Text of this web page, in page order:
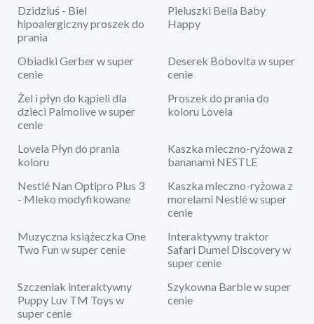
Dzidziuś - Biel
hipoalergiczny proszek do
prania
Pieluszki Bella Baby
Happy
Obiadki Gerber w super
cenie
Deserek Bobovita w super
cenie
Żel i płyn do kąpieli dla
dzieci Palmolive w super
cenie
Proszek do prania do
koloru Lovela
Lovela Płyn do prania
koloru
Kaszka mleczno-ryżowa z
bananami NESTLE
Nestlé Nan Optipro Plus 3
- Mleko modyfikowane
Kaszka mleczno-ryżowa z
morelami Nestlé w super
cenie
Muzyczna książeczka One
Two Fun w super cenie
Interaktywny traktor
Safari Dumel Discovery w
super cenie
Szczeniak interaktywny
Puppy Luv TM Toys w
super cenie
Szykowna Barbie w super
cenie